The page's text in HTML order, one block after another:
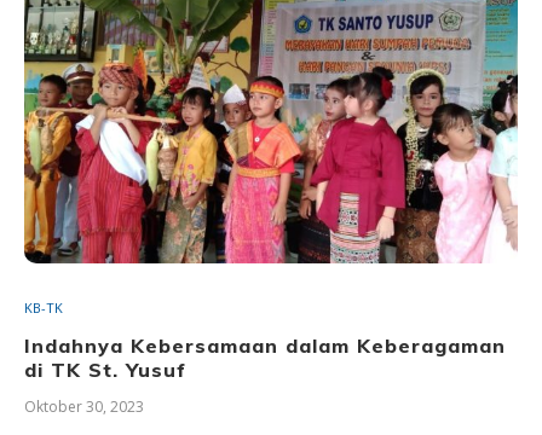
KB-TK
Indahnya Kebersamaan dalam Keberagaman
di TK St. Yusuf
Oktober 30, 2023